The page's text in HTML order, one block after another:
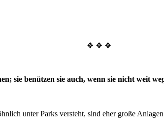
❖ ❖ ❖
sie benützen sie auch, wenn sie nicht weit
unter Parks versteht, sind eher große